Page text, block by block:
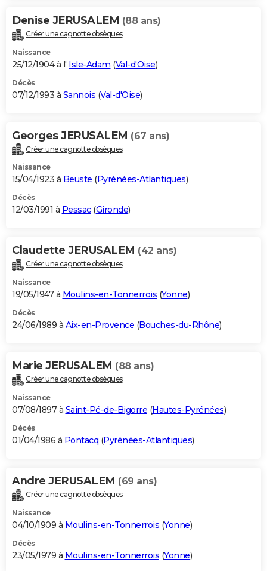
Denise JERUSALEM (88 ans)
Créer une cagnotte obsèques
Naissance
25/12/1904 à l' Isle-Adam (Val-d'Oise)
Décès
07/12/1993 à Sannois (Val-d'Oise)
Georges JERUSALEM (67 ans)
Créer une cagnotte obsèques
Naissance
15/04/1923 à Beuste (Pyrénées-Atlantiques)
Décès
12/03/1991 à Pessac(Gironde)
Claudette JERUSALEM (42 ans)
Créer une cagnotte obsèques
Naissance
19/05/1947 à Moulins-en-Tonnerrois (Yonne)
Décès
24/06/1989 à Aix-en-Provence (Bouches-du-Rhône)
Marie JERUSALEM (88 ans)
Créer une cagnotte obsèques
Naissance
07/08/1897 à Saint-Pé-de-Bigorre (Hautes-Pyrénées)
Décès
01/04/1986 à Pontacq (Pyrénées-Atlantiques)
Andre JERUSALEM (69 ans)
Créer une cagnotte obsèques
Naissance
04/10/1909 à Moulins-en-Tonnerrois (Yonne)
Décès
23/05/1979 à Moulins-en-Tonnerrois (Yonne)